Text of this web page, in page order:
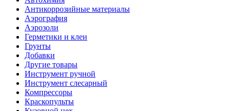
Антикоррозийные материалы
Аэрография
Аэрозоли
Герметики и клеи
Грунты
Добавки
Другие товары
Инструмент ручной
Инструмент слесарный
Компрессоры
Краскопульты